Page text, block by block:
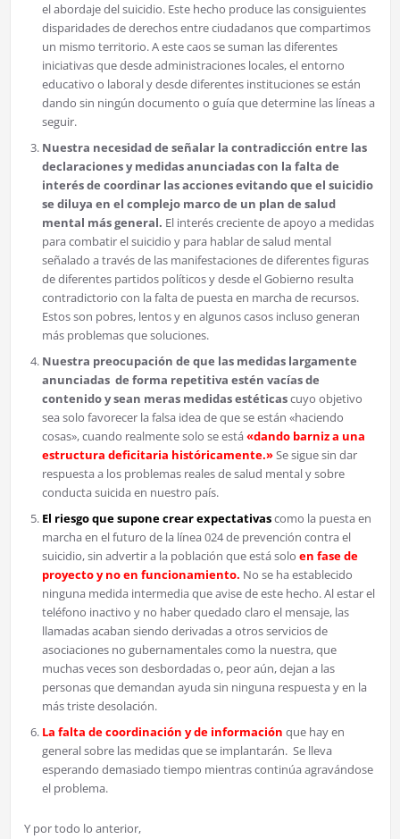
el abordaje del suicidio. Este hecho produce las consiguientes
disparidades de derechos entre ciudadanos que compartimos
un mismo territorio. A este caos se suman las diferentes
iniciativas que desde administraciones locales, el entorno
educativo o laboral y desde diferentes instituciones se están
dando sin ningún documento o guía que determine las líneas a
seguir.
Nuestra necesidad de señalar la contradicción entre las
declaraciones y medidas anunciadas con la falta de
interés de coordinar las acciones evitando que el suicidio
se diluya en el complejo marco de un plan de salud
mental más general. El interés creciente de apoyo a medidas
para combatir el suicidio y para hablar de salud mental
señalado a través de las manifestaciones de diferentes figuras
de diferentes partidos políticos y desde el Gobierno resulta
contradictorio con la falta de puesta en marcha de recursos.
Estos son pobres, lentos y en algunos casos incluso generan
más problemas que soluciones.
Nuestra preocupación de que las medidas largamente
anunciadas de forma repetitiva estén vacías de
contenido y sean meras medidas estéticascuyo objetivo
sea solo favorecer la falsa idea de que se están «haciendo
cosas», cuando realmente solo se está«dando barniz a una
estructura deficitaria históricamente.»Se sigue sin dar
respuesta a los problemas reales de salud mental y sobre
conducta suicida en nuestro país.
El riesgo que supone crear expectativascomo la puesta en
marcha en el futuro de la línea 024 de prevención contra el
suicidio, sin advertir a la población que está solo en fase de
proyecto y no en funcionamiento. No se ha establecido
ninguna medida intermedia que avise de este hecho. Al estar el
teléfono inactivo y no haber quedado claro el mensaje, las
llamadas acaban siendo derivadas a otros servicios de
asociaciones no gubernamentales como la nuestra, que
muchas veces son desbordadas o, peor aún, dejan a las
personas que demandan ayuda sin ninguna respuesta y en la
más triste desolación.
La falta de coordinación y de información que hay en
general sobre las medidas que se implantarán. Se lleva
esperando demasiado tiempo mientras continúa agravándose
el problema.
Y por todo lo anterior,